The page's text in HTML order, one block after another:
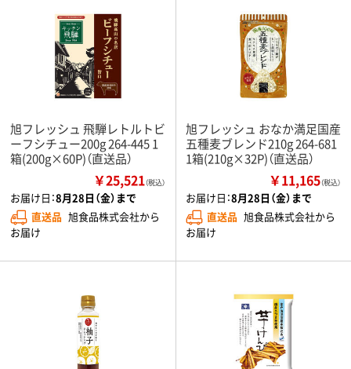
旭フレッシュ 飛騨レトルトビ
ーフシチュー200g 264-445 1
箱(200g×60P)（直送品）
￥25,521（税込）
お届け日：8月28日（金）まで
直送品 旭食品株式会社から
お届け
旭フレッシュ おなか満足国産
五種麦ブレンド210g 264-681
1箱(210g×32P)（直送品）
￥11,165（税込）
お届け日：8月28日（金）まで
直送品 旭食品株式会社から
お届け